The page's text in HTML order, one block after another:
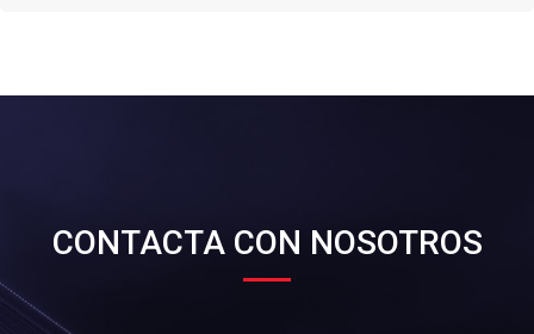
CONTACTA CON NOSOTROS